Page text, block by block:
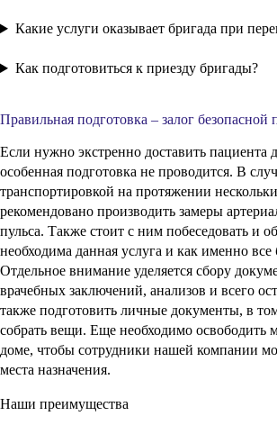
Наши преимущества
услугу в Луцке у нас:
Высокий уровень профессионализма
нужное время. Бригада медицинских
безопасное перемещение и полноценный
Предоставление помощи в полном
современными стандартами, протоколами
Широкая география работы. Из Луцка
доставлен практически в любой другой
например, в Киев для лечения в более
медицинском учреждении.
Наличие необходимых условий, в том
транспортных средств от немецкого
необходимое, а техническое состояние
Потребоваться услуга может для инвалидов,
состоянии самостоятельно туда добраться.